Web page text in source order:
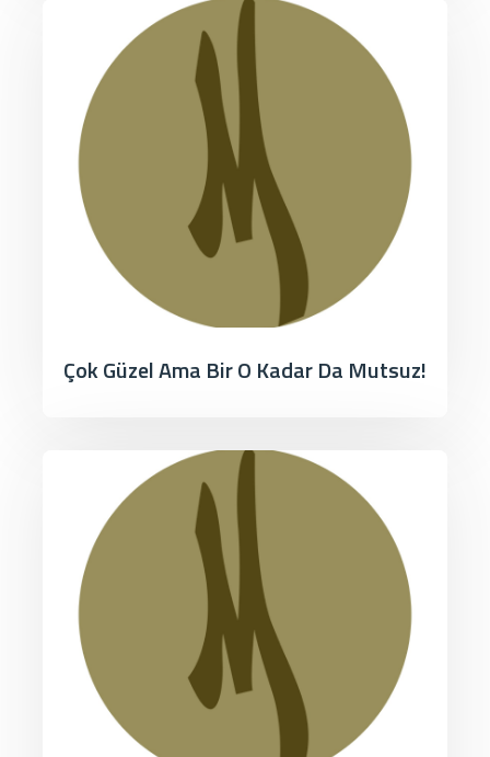
Çok Güzel Ama Bir O Kadar Da Mutsuz!